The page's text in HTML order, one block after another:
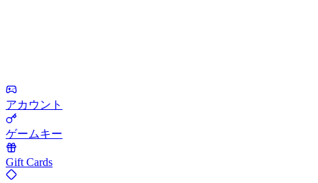
アカウント
ゲームキー
Gift Cards